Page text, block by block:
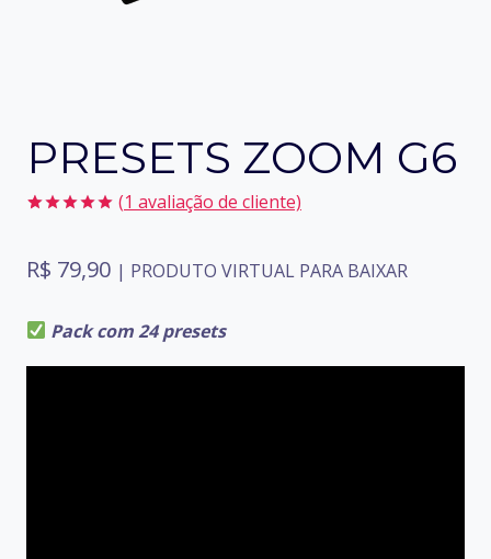
PRESETS ZOOM G6
de 5, com
baseado em
(1 avaliação de cliente)
R$ 79,90 | PRODUTO VIRTUAL PARA BAIXAR
Pack com 24 presets